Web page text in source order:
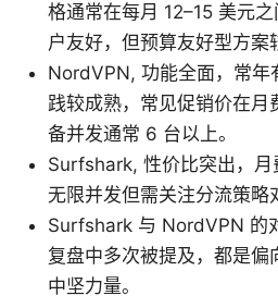
格通常在每月 12–15 美元
户友好，但预算友好型方案
NordVPN, 功能全面，常年
践较成熟，常见促销价在月
备并发通常 6 台以上。
Surfshark, 性价比突出，
无限并发但需关注分流策略
Surfshark 与 NordVPN 的
复盘中多次被提及，都是偏
中坚力量。